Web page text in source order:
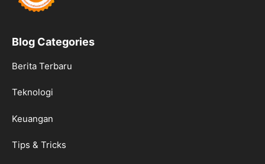
Blog Categories
Berita Terbaru
Teknologi
Keuangan
Tips & Tricks